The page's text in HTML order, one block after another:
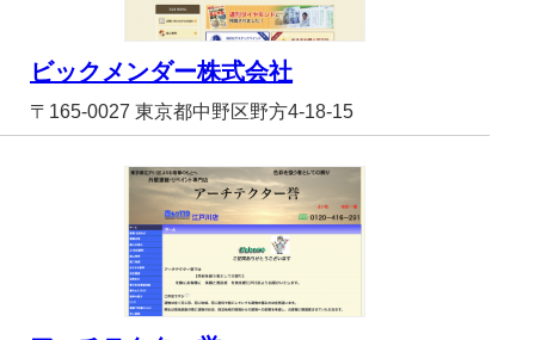
ビックメンダー株式会社
〒165-0027 東京都中野区野方4-18-15